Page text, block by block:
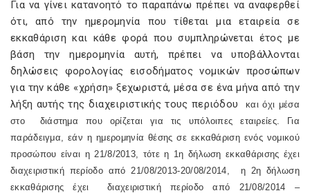
Για να γίνει κατανοητό το παραπάνω πρέπει να αναφερθεί
ότι, από την ημερομηνία που τίθεται μια εταιρεία σε
εκκαθάριση και κάθε φορά που συμπληρώνεται έτος με
βάση την ημερομηνία αυτή, πρέπει να υποβάλλονται
δηλώσεις φορολογίας εισοδήματος νομικών προσώπων
για την κάθε «χρήση» ξεχωριστά, μέσα σε ένα μήνα από την
λήξη αυτής της διαχειριστικής τους περιόδου
και όχι μέσα
στο
διάστημα που ορίζεται για τις υπόλοιπες εταιρείες. Για
παράδειγμα, εάν η ημερομηνία θέσης σε εκκαθάριση ενός νομικού
προσώπου είναι η 21/8/2013, τότε η 1η δήλωση εκκαθάρισης έχει
διαχειριστική περίοδο από 21/08/2013-20/08/2014,
η 2η δήλωση
εκκαθάρισης έχει
διαχειριστική περίοδο από 21/08/2014 –